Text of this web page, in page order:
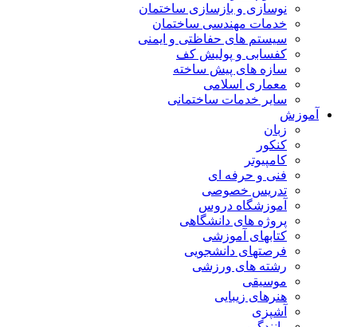
نوسازی و بازسازی ساختمان
خدمات مهندسی ساختمان
سیستم های حفاظتی و ایمنی
کفسابی و پولیش کف
سازه های پیش ساخته
معماری اسلامی
سایر خدمات ساختمانی
آموزش
زبان
کنکور
کامپیوتر
فنی و حرفه ای
تدریس خصوصی
آموزشگاه دروس
پروژه های دانشگاهی
کتابهای آموزشی
فرصتهای دانشجویی
رشته های ورزشی
موسیقی
هنرهای زیبایی
آشپزی